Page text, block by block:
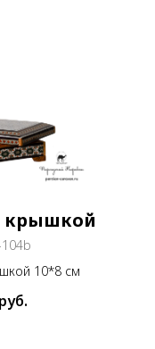
крышкой
10*8 см
руб.